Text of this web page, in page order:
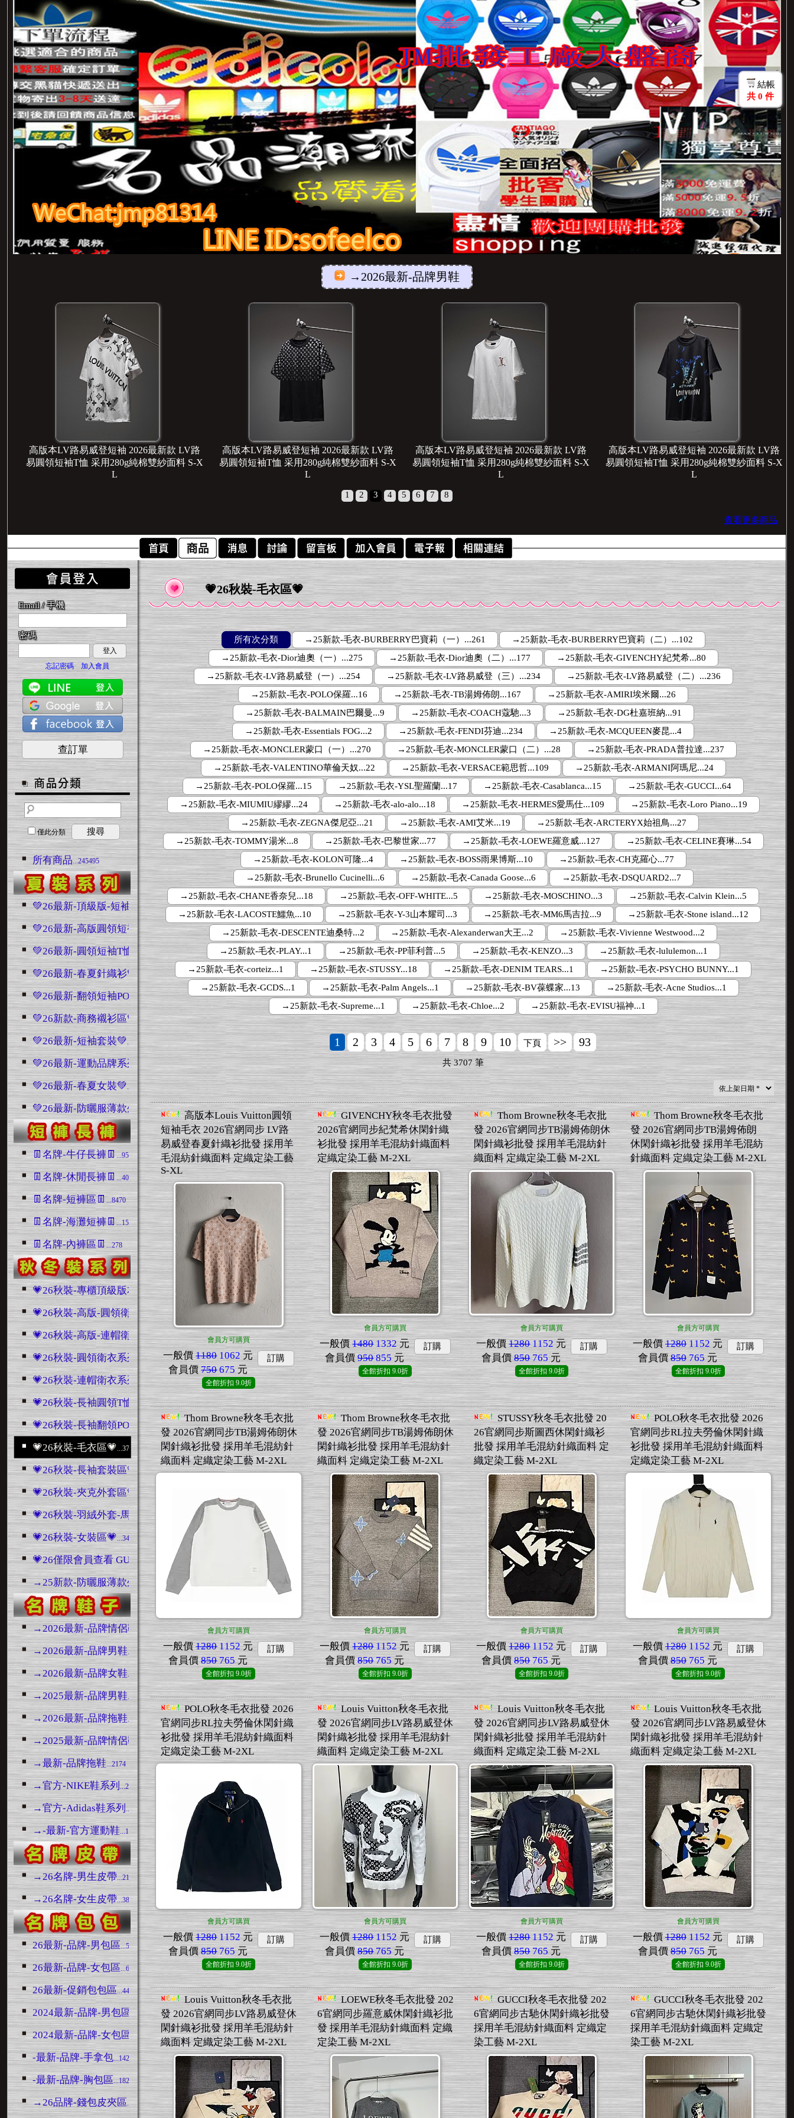
結帳
共 0 件
→2026最新-品牌男鞋
本LV路易威登短袖 2026最新款 LV路
領短袖T恤 采用280g純棉雙紗面料 S-X
高版本LV路易威登短袖 2026最新款 LV路
易圓領短袖T恤 采用280g純棉雙紗面料 S-X
高版本LV路易威登短袖 2026最新款 LV路
易圓領短袖T恤 采用280g純棉雙紗面料 S-X
高版本LV路易威登短袖 2026最新款 LV路
易圓領短袖T恤 采用350g純棉雙紗面料 S-X
高版本
易圓領
1 2 3 4 5 6 7 8
查看更多商品
Email / 手機
密碼
登入
忘記密碼
加入會員
查訂單
僅此分類 搜尋
所有商品 ...245495
💚26最新-頂級版-短袖💚...4864
💚26最新-高版圓領短袖💚 ...7706
💚26最新-圓領短袖T恤💚...5938
💚26最新-春夏針織衫💚 ...622
💚26最新-翻領短袖POLO💚...2448
💚26新款-商務襯衫區💚...2691
💚26最新-短袖套裝💚 ...3149
💚26最新-運動品牌系列💚 ...992
💚26最新-春夏女裝💚...579
💚26最新-防曬服薄款外套💚...95
👖名牌-牛仔長褲👖...9500
👖名牌-休閒長褲👖 ...4045
👖名牌-短褲區👖...8470
👖名牌-海灘短褲👖 ...1511
👖名牌-內褲區👖 ...278
💗26秋裝-專櫃頂級版本區💗...1016
💗26秋裝-高版-圓領衛衣區💗...2280
💗26秋裝-高版-連帽衛衣區💗...1186
💗26秋裝-圓領衛衣系列💗...2482
💗26秋裝-連帽衛衣系列💗...768
💗26秋裝-長袖圓領T恤💗...1379
💗26秋裝-長袖翻領POLO衫💗...287
💗26秋裝-毛衣區💗 ...3707
💗26秋裝-長袖套裝區💗...3046
💗26秋裝-夾克外套區💗...4432
💗26秋裝-羽絨外套-馬甲區💗
💗26秋裝-女裝區💗...345
💗26僅限會員查看 GUCCI系列💗 ...10800
→25新款-防曬服薄款外套...196
→2026最新-品牌情侶鞋 ...3169
→2026最新-品牌男鞋...10875
→2026最新-品牌女鞋...5157
→2025最新-品牌男鞋 ...14776
→2026最新-品牌拖鞋...6909
→2025最新-品牌情侶鞋 ...3445
→最新-品牌拖鞋...2174
→官方-NIKE鞋系列...23145
→官方-Adidas鞋系列...1263
→-最新-官方運動鞋...13467
→26名牌-男生皮帶...2188
→26名牌-女生皮帶 ...380
26最新-品牌-男包區...5214
26最新-品牌-女包區...6814
26最新-促銷包包區...4426
2024最新-品牌-男包區 ...3128
2024最新-品牌-女包區...6748
-最新-品牌-手拿包 ...1422
-最新-品牌-胸包區...1827
→26品牌-錢包皮夾區 ...1519
💗26秋裝-毛衣區💗
所有次分類 →25新款-毛衣-BURBERRY巴寶莉（一）...261
→25新款-毛衣-BURBERRY巴寶莉（二）...102
→25新款-毛衣-Dior迪奧（一）...275
→25新款-毛衣-Dior迪奧（二）...177
→25新款-毛衣-GIVENCHY紀梵希...80
→25新款-毛衣-LV路易威登（一）...254
→25新款-毛衣-LV路易威登（三）...234
→25新款-毛衣-LV路易威登（二）...236
→25新款-毛衣-POLO保羅...16
→25新款-毛衣-TB湯姆佈朗...167
→25新款-毛衣-AMIRI埃米爾...26
→25新款-毛衣-BALMAIN巴爾曼...9
→25新款-毛衣-COACH蔻馳...3
→25新款-毛衣-DG杜嘉班納...91
→25新款-毛衣-Essentials FOG...2
→25新款-毛衣-FENDI芬迪...234
→25新款-毛衣-MCQUEEN麥昆...4
→25新款-毛衣-MONCLER蒙口（一）...270
→25新款-毛衣-MONCLER蒙口（二）...28
→25新款-毛衣-PRADA普拉達...237
→25新款-毛衣-VALENTINO華倫天奴...22
→25新款-毛衣-VERSACE範思哲...109
→25新款-毛衣-ARMANI阿瑪尼...24
→25新款-毛衣-POLO保羅...15
→25新款-毛衣-YSL聖羅蘭...17 →25新款-毛衣-Casablanca...15
→25新款-毛衣-GUCCI...64
→25新款-毛衣-MIUMIU繆繆...24
→25新款-毛衣-alo-alo...18 →25新款-毛衣-HERMES愛馬仕...109
→25新款-毛衣-Loro Piano...19
→25新款-毛衣-ZEGNA傑尼亞...21
→25新款-毛衣-AMI艾米...19
→25新款-毛衣-ARCTERYX始祖鳥...27
→25新款-毛衣-TOMMY湯米...8
→25新款-毛衣-巴黎世家...77 →25新款-毛衣-LOEWE羅意威...127
→25新款-毛衣-CELINE賽琳...54
→25新款-毛衣-KOLON可隆...4
→25新款-毛衣-BOSS雨果博斯...10
→25新款-毛衣-CH克羅心...77
→25新款-毛衣-Brunello Cucinelli...6
→25新款-毛衣-Canada Goose...6
→25新款-毛衣-DSQUARD2...7
→25新款-毛衣-CHANE香奈兒...18
→25新款-毛衣-OFF-WHITE...5 →25新款-毛衣-MOSCHINO...3
→25新款-毛衣-Calvin Klein...5
→25新款-毛衣-LACOSTE鱷魚...10
→25新款-毛衣-Y-3山本耀司...3 →25新款-毛衣-MM6馬吉拉...9
→25新款-毛衣-Stone island...12
→25新款-毛衣-DESCENTE迪桑特...2
→25新款-毛衣-Alexanderwan大王...2
→25新款-毛衣-Vivienne Westwood...2
→25新款-毛衣-PLAY...1
→25新款-毛衣-PP菲利普...5 →25新款-毛衣-KENZO...3
→25新款-毛衣-lululemon...1
→25新款-毛衣-corteiz...1
→25新款-毛衣-STUSSY...18 →25新款-毛衣-DENIM TEARS...1
→25新款-毛衣-PSYCHO BUNNY...1
→25新款-毛衣-GCDS...1
→25新款-毛衣-Palm Angels...1 →25新款-毛衣-BV葆蝶家...13
→25新款-毛衣-Acne Studios...1
→25新款-毛衣-Supreme...1
→25新款-毛衣-Chloe...2 →25新款-毛衣-EVISU福神...1
1 2 3 4 5 6 7 8 9 10 下頁 >> 93
共 3707筆
高版本Louis Vuitton圓領
短袖毛衣 2026官網同步 LV路
易威登春夏針織衫批發 採用羊
毛混紡針織面料 定織定染工藝
S-XL
會員方可購買
一般價 11801062 元
會員價 750675 元
訂購
全館折扣 9.0折
GIVENCHY秋冬毛衣批發
2026官網同步紀梵希休閑針織
衫批發 採用羊毛混紡針織面料
定織定染工藝 M-2XL
會員方可購買
一般價 14801332元
會員價 950855 元
訂購
全館折扣 9.0折
Thom Browne秋冬毛衣批
發 2026官網同步TB湯姆佈朗休
閑針織衫批發 採用羊毛混紡針
織面料 定織定染工藝 M-2XL
會員方可購買
一般價 12801152元
會員價 850765元
訂購
全館折扣 9.0折
Thom Browne秋冬毛衣批
發 2026官網同步TB湯姆佈朗
休閑針織衫批發 採用羊毛混紡
針織面料 定織定染工藝 M-2XL
會員方可購買
一般價 12801152元
會員價 850765元
訂購
全館折扣 9.0折
Thom Browne秋冬毛衣批
發 2026官網同步TB湯姆佈朗休
閑針織衫批發 採用羊毛混紡針
織面料 定織定染工藝 M-2XL
會員方可購買
一般價 12801152元
會員價 850765元
訂購
全館折扣 9.0折
Thom Browne秋冬毛衣批
發 2026官網同步TB湯姆佈朗休
閑針織衫批發 採用羊毛混紡針
織面料 定織定染工藝 M-2XL
會員方可購買
一般價 12801152元
會員價 850765元
訂購
全館折扣 9.0折
STUSSY秋冬毛衣批發 20
26官網同步斯圖西休閑針織衫
批發 採用羊毛混紡針織面料 定
織定染工藝 M-2XL
會員方可購買
一般價 12801152元
會員價 850765元
訂購
全館折扣 9.0折
POLO秋冬毛衣批發 2026
官網同步RL拉夫勞倫休閑針織
衫批發 採用羊毛混紡針織面料
定織定染工藝 M-2XL
會員方可購買
一般價 12801152元
會員價 850765元
訂購
全館折扣 9.0折
POLO秋冬毛衣批發 2026
官網同步RL拉夫勞倫休閑針織
衫批發 採用羊毛混紡針織面料
定織定染工藝 M-2XL
會員方可購買
一般價 12801152元
會員價 850765元
訂購
全館折扣 9.0折
Louis Vuitton秋冬毛衣批
發 2026官網同步LV路易威登休
閑針織衫批發 採用羊毛混紡針
織面料 定織定染工藝 M-2XL
會員方可購買
一般價 12801152元
會員價 850765元
訂購
全館折扣 9.0折
Louis Vuitton秋冬毛衣批
發 2026官網同步LV路易威登休
閑針織衫批發 採用羊毛混紡針
織面料 定織定染工藝 M-2XL
會員方可購買
一般價 12801152元
會員價 850765元
訂購
全館折扣 9.0折
Louis Vuitton秋冬毛衣批
發 2026官網同步LV路易威登休
閑針織衫批發 採用羊毛混紡針
織面料 定織定染工藝 M-2XL
會員方可購買
一般價 12801152元
會員價 850765元
訂購
全館折扣 9.0折
Louis Vuitton秋冬毛衣批
發 2026官網同步LV路易威登休
閑針織衫批發 採用羊毛混紡針
織面料 定織定染工藝 M-2XL
LOEWE秋冬毛衣批發 202
6官網同步羅意威休閑針織衫批
發 採用羊毛混紡針織面料 定織
定染工藝 M-2XL
GUCCI秋冬毛衣批發 202
6官網同步古馳休閑針織衫批發
採用羊毛混紡針織面料 定織定
染工藝 M-2XL
GUCCI秋冬毛衣批發 202
6官網同步古馳休閑針織衫批發
採用羊毛混紡針織面料 定織定
染工藝 M-2XL